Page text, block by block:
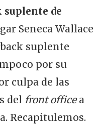
de
Seneca Wallace
suplente
por su
culpa de las
del front officea
Recapitulemos.